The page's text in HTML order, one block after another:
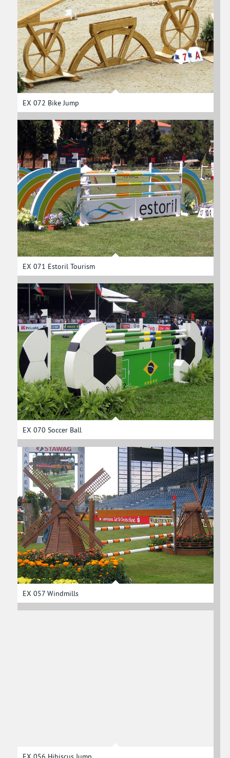
EX 072 Bike Jump
EX 071 Estoril Tourism
EX 070 Soccer Ball
EX 057 Windmills